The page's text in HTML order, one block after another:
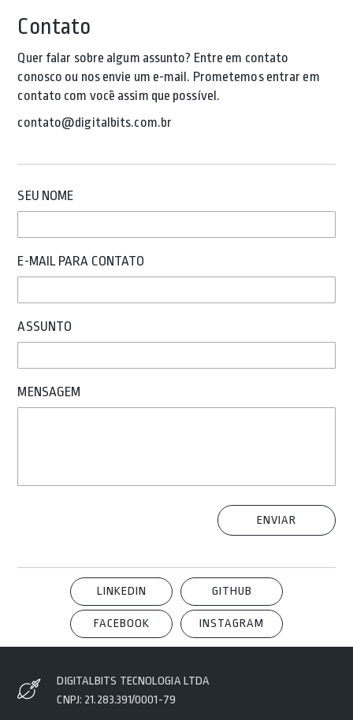
Contato
Quer falar sobre algum assunto? Entre em contato
conosco ou nos envie um e-mail. Prometemos entrar em
contato com você assim que possível.
contato@digitalbits.com.br
LINKEDIN GITHUB
FACEBOOK INSTAGRAM
SEU NOME
E-MAIL PARA CONTATO
ASSUNTO
MENSAGEM
DIGITALBITS TECNOLOGIA LTDA
CNPJ: 21.283.391/0001-79